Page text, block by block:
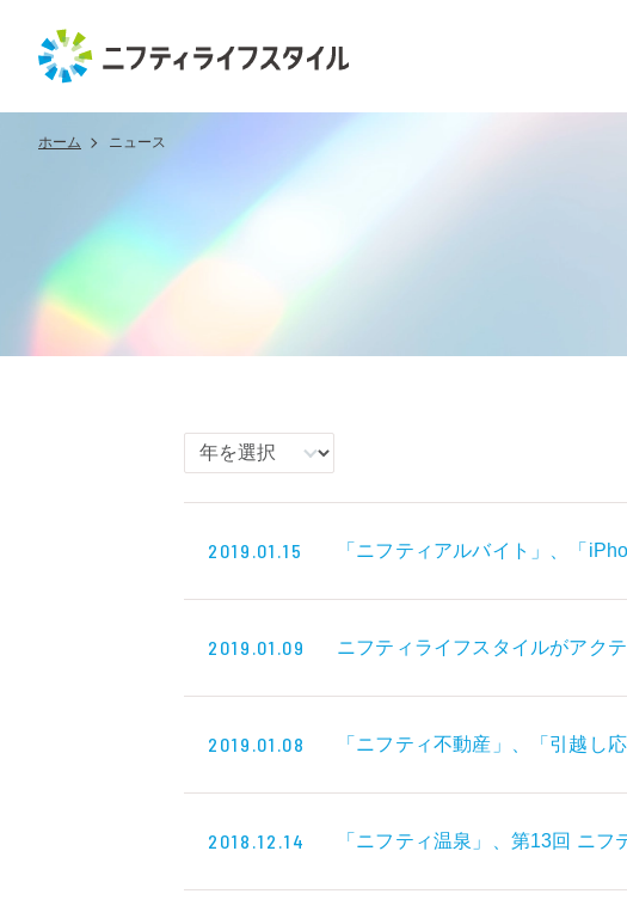
ホーム ニュース
2019.01.15 「ニフティアルバイト」、「
2019.01.09 ニフティライフスタイルがアク
2019.01.08 「ニフティ不動産」、「引越し
2018.12.14 「ニフティ温泉」、第13回 ニ